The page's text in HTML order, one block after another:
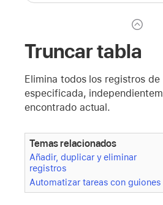
Truncar tabla
Elimina todos los registros
especificada,
encontrado actual.
Temas relacionados
Añadir, duplicar y eliminar
registros
Automatizar tareas con guiones